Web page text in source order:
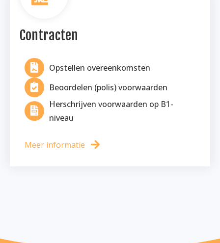
Contracten
Opstellen overeenkomsten
Beoordelen (polis) voorwaarden
Herschrijven voorwaarden op B1-
niveau
Meer informatie